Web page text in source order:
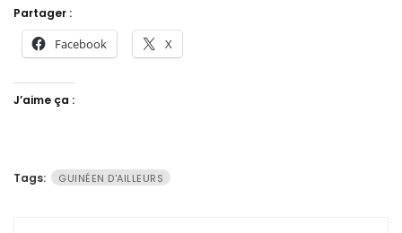
Partager :
Facebook X
J’aime ça :
Tags: GUINÉEN D'AILLEURS